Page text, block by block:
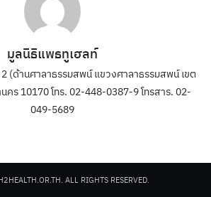
มูลนิธิแพธทูเฮลท์
(ด้านศาลาธรรมสพน์ แขวงศาลาธรรมสพน์ เขต
คร 10170 โทร. 02-448-0387-9 โทรสาร. 02-
049-5689
ALL RIGHTS RESERVED.